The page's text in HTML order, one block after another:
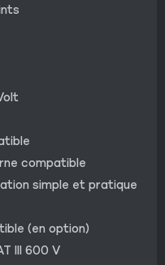
compatible
simple et pratique
(en option)
III 600 V